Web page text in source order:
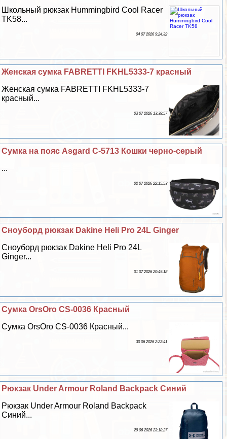
Школьный рюкзак Hummingbird Cool Racer
TK58...
04 07 2026 9:24:32
Женская сумка FABRETTI FKHL5333-7 красный
Женская сумка FABRETTI FKHL5333-7
красный...
03 07 2026 13:38:57
Сумка на пояс Asgard С-5713 Кошки черно-серый
...
02 07 2026 22:15:53
Сноуборд рюкзак Dakine Heli Pro 24L Ginger
Сноуборд рюкзак Dakine Heli Pro 24L
Ginger...
01 07 2026 20:45:18
Сумка OrsOro CS-0036 Красный
Сумка OrsOro CS-0036 Красный...
30 06 2026 2:23:41
Рюкзак Under Armour Roland Backpack Синий
Рюкзак Under Armour Roland Backpack
Синий...
29 06 2026 23:18:27